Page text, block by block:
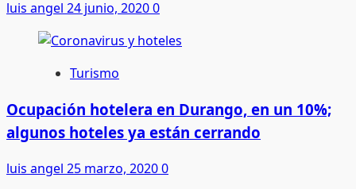
luis angel 24 junio, 20200
Turismo
Ocupación hotelera en Durango, en un 10%;
algunos hoteles ya están cerrando
luis angel 25 marzo, 20200